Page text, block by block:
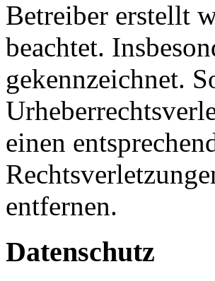
Betreiber erstellt
beachtet.
gekennzeichnet.
einen
entfernen.
Datenschutz